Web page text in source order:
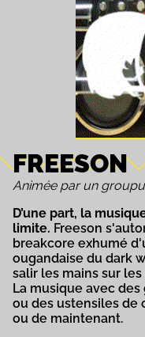
FREESON
Animée par un
D’une part, la
limite. Freeson
breakcore exhumé
ougandaise du dark
salir les mains sur
La musique avec
ou des ustensiles de
ou de maintenant.